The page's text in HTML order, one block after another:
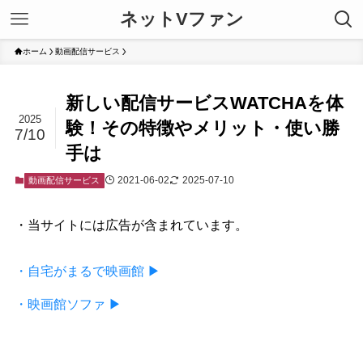
ネットVファン
ホーム 動画配信サービス
新しい配信サービスWATCHAを体
験！その特徴やメリット・使い勝
手は
2025
7/10
動画配信サービス 2021-06-02 2025-07-10
・当サイトには広告が含まれています。
・自宅がまるで映画館 ▶
・映画館ソファ ▶